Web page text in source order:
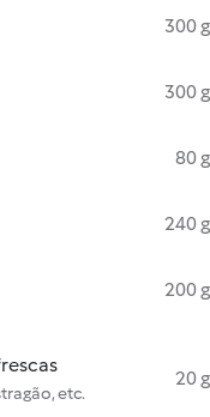
300 g
300 g
80 g
240 g
200 g
etc.
20 g